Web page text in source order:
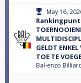
May 16,
GELDT
TOE TE
Bal-enzo